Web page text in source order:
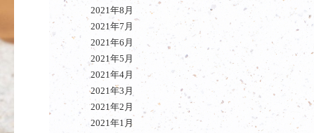
2021年8月
2021年7月
2021年6月
2021年5月
2021年4月
2021年3月
2021年2月
2021年1月